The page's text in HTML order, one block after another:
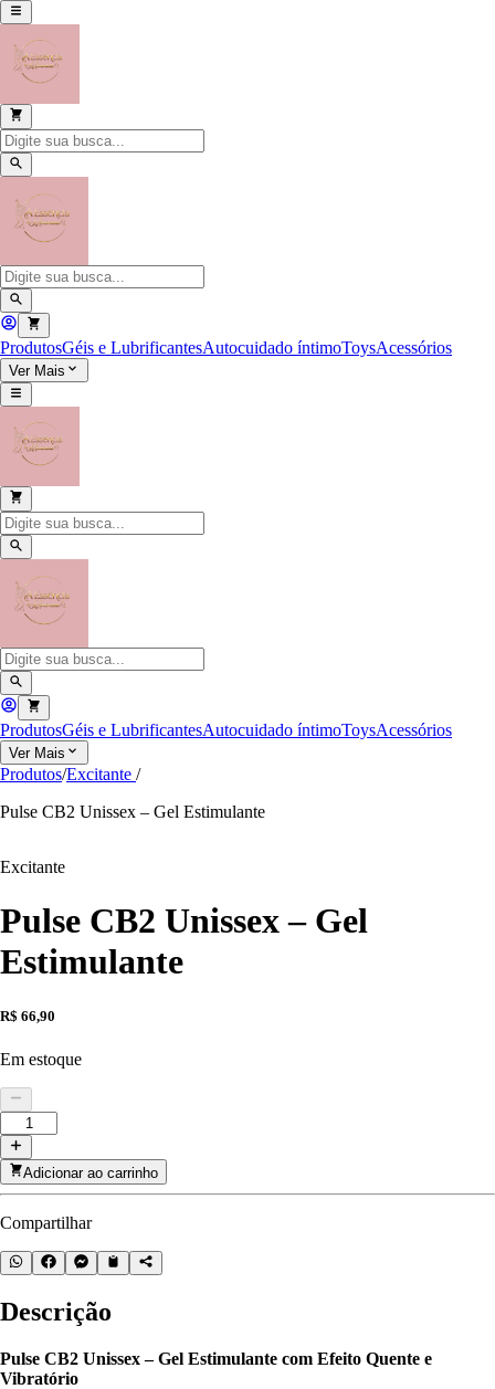
ProdutosGéis e LubrificantesAutocuidado íntimoToysAcessórios
Ver Mais
ProdutosGéis e LubrificantesAutocuidado íntimoToysAcessórios
Ver Mais
Produtos/Excitante /
Pulse CB2 Unissex – Gel Estimulante
Excitante
Pulse CB2 Unissex – Gel
Estimulante
R$ 66,90
Em estoque
Adicionar ao carrinho
Compartilhar
Descrição
Pulse CB2 Unissex – Gel Estimulante com Efeito Quente e
Vibratório